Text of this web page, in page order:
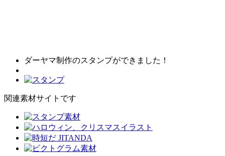
ダーヤマ制作のスタンプができました！
関連素材サイトです